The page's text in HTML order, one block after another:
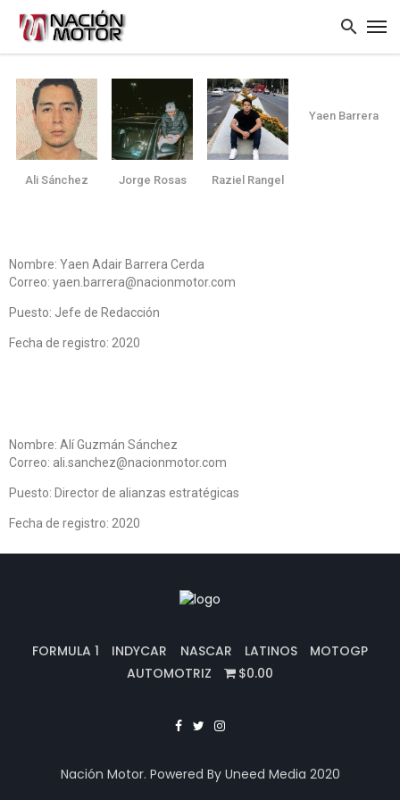
Ali Sánchez Jorge Rosas Raziel Rangel
Yaen Barrera
Nombre: Yaen Adair Barrera Cerda
Correo: yaen.barrera@nacionmotor.com
Puesto: Jefe de Redacción
Fecha de registro: 2020
Nombre: Alí Guzmán Sánchez
Correo: ali.sanchez@nacionmotor.com
Puesto: Director de alianzas estratégicas
Fecha de registro: 2020
FORMULA 1 INDYCAR NASCAR LATINOS
MOTOGP
AUTOMOTRIZ
$0.00
Nación Motor. Powered By Uneed Media 2020